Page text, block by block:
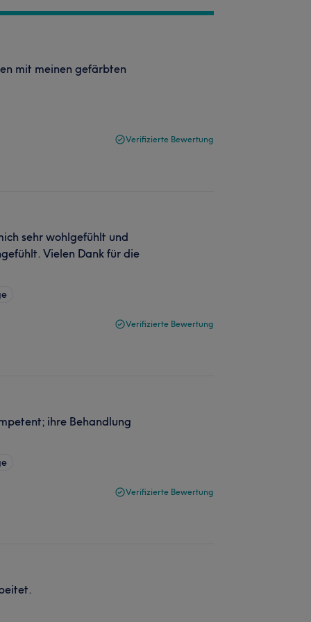
mit meinen gefärbten
Verifizierte Bewertung
sehr wohlgefühlt und
Vielen Dank für die
Verifizierte Bewertung
ihre Behandlung
Verifizierte Bewertung